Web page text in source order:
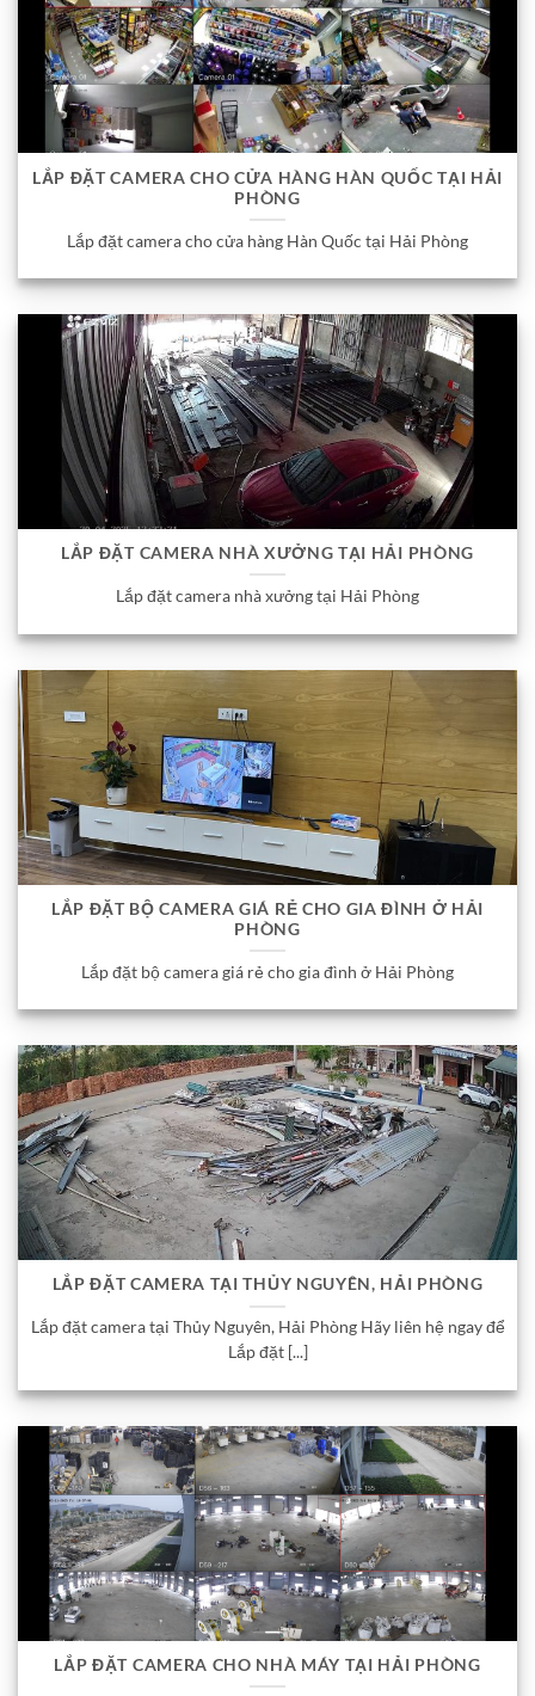
LẮP ĐẶT CAMERA CHO CỬA HÀNG HÀN QUỐC TẠI HẢI
PHÒNG
Lắp đặt camera cho cửa hàng Hàn Quốc tại Hải Phòng
LẮP ĐẶT CAMERA NHÀ XƯỞNG TẠI HẢI PHÒNG
Lắp đặt camera nhà xưởng tại Hải Phòng
LẮP ĐẶT BỘ CAMERA GIÁ RẺ CHO GIA ĐÌNH Ở HẢI
PHÒNG
Lắp đặt bộ camera giá rẻ cho gia đình ở Hải Phòng
LẮP ĐẶT CAMERA TẠI THỦY NGUYÊN, HẢI PHÒNG
Lắp đặt camera tại Thủy Nguyên, Hải Phòng Hãy liên hệ ngay để
Lắp đặt [...]
LẮP ĐẶT CAMERA CHO NHÀ MÁY TẠI HẢI PHÒNG